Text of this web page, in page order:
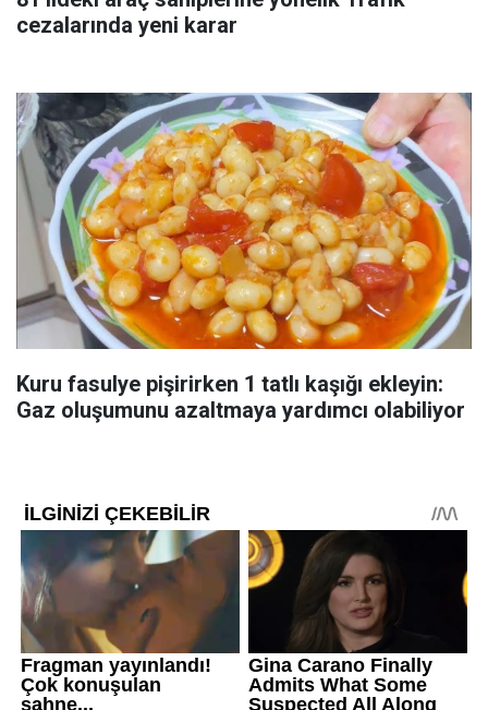
cezalarında yeni karar
Kuru fasulye pişirirken 1 tatlı kaşığı ekleyin:
Gaz oluşumunu azaltmaya yardımcı olabiliyor